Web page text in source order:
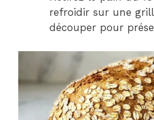
refroidir sur une
découper pour